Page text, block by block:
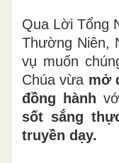
Qua Lời Tổng
Thường Niên,
vụ muốn
Chúa vừa mở
đồng hành
sốt sắng
truyền dạy.